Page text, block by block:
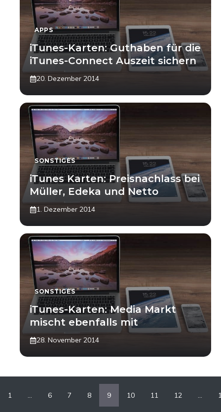
APPS
iTunes-Karten: Guthaben für die
iTunes-Connect Auszeit sichern
20. Dezember 2014
SONSTIGES
iTunes Karten: Preisnachlass bei
Müller, Edeka und Netto
1. Dezember 2014
SONSTIGES
iTunes-Karten: Media Markt
mischt ebenfalls mit
28. November 2014
1 … 6 7 8 9 10 11 12 …